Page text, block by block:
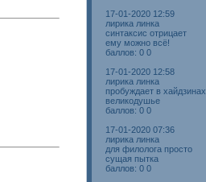
17-01-2020 12:59
лирика линка
синтаксис отрицает
ему можно всё!
баллов: 0 0
17-01-2020 12:58
лирика линка
пробуждает в хайдзинах
великодушье
баллов: 0 0
17-01-2020 07:36
лирика линка
для филолога просто
сущая пытка
баллов: 0 0